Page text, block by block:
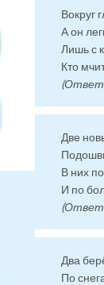
Вокруг
А он
Лишь с
Кто
Две
В них
И по
Два
По